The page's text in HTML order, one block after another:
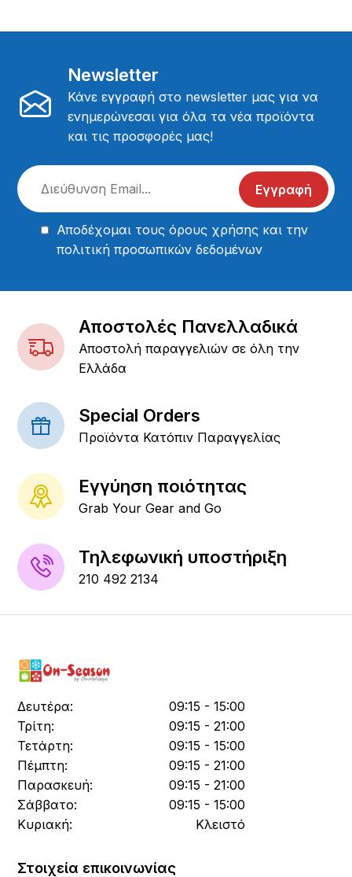
Newsletter
Κάνε εγγραφή στο newsletter μας για να
ενημερώνεσαι για όλα τα νέα προϊόντα
και τις προσφορές μας!
Εγγραφή
Αποδέχομαι τουςόρους χρήσης και την
πολιτική προσωπικών δεδομένων
Αποστολές Πανελλαδικά
Αποστολή παραγγελιών σε όλη την
Ελλάδα
Special Orders
Προϊόντα Κατόπιν Παραγγελίας
Εγγύηση ποιότητας
Grab Your Gear and Go
Τηλεφωνική υποστήριξη
210 492 2134
Δευτέρα:
09:15 - 15:00
Τρίτη:
09:15 - 21:00
Τετάρτη:
09:15 - 15:00
Πέμπτη:
09:15 - 21:00
Παρασκευή:
09:15 - 21:00
Σάββατο:
09:15 - 15:00
Κυριακή:
Κλειστό
Στοιχεία επικοινωνίας